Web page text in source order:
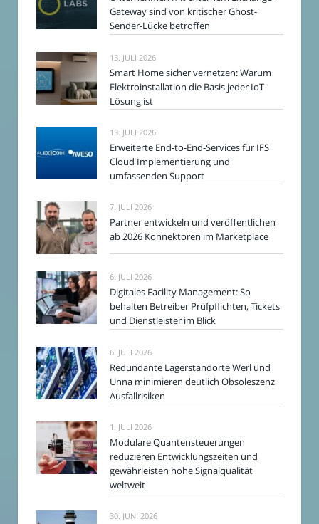
Gateway sind von kritischer Ghost-
Sender-Lücke betroffen
13. JULI 2026
Smart Home sicher vernetzen: Warum
Elektroinstallation die Basis jeder IoT-
Lösung ist
13. JULI 2026
Erweiterte End-to-End-Services für IFS
Cloud Implementierung und
umfassenden Support
7. JULI 2026
Partner entwickeln und veröffentlichen
ab 2026 Konnektoren im Marketplace
6. JULI 2026
Digitales Facility Management: So
behalten Betreiber Prüfpflichten, Tickets
und Dienstleister im Blick
6. JULI 2026
Redundante Lagerstandorte Werl und
Unna minimieren deutlich Obsoleszenz
Ausfallrisiken
1. JULI 2026
Modulare Quantensteuerungen
reduzieren Entwicklungszeiten und
gewährleisten hohe Signalqualität
weltweit
30. JUNI 2026